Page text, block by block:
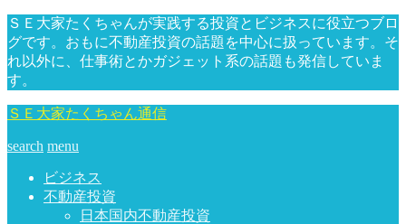
ＳＥ大家たくちゃんが実践する投資とビジネスに役立つブロ
グです。おもに不動産投資の話題を中心に扱っています。そ
れ以外に、仕事術とかガジェット系の話題も発信していま
す。
ＳＥ大家たくちゃん通信
search menu
ビジネス
不動産投資
日本国内不動産投資